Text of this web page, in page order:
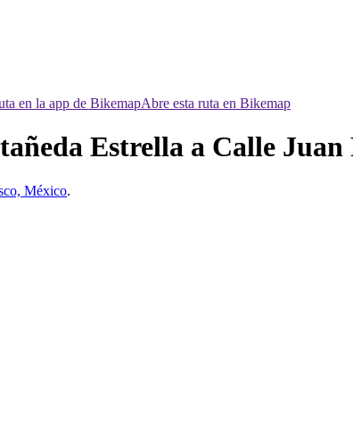
en la app de BikemapAbre esta ruta en Bikemap
Estrella a Calle
México.